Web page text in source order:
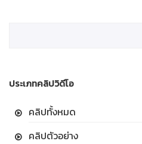
ประเภทคลิปวิดีโอ
คลิปทั้งหมด
คลิปตัวอย่าง